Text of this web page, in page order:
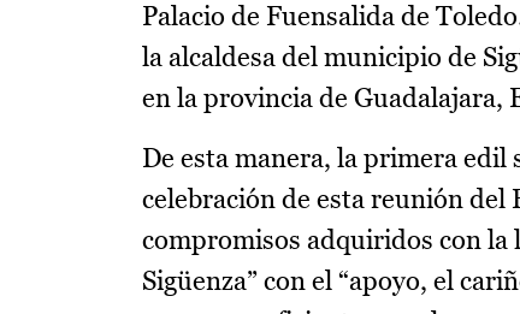
Palacio de Fuensalida de
la alcaldesa del municipio de
en la provincia de Guadalajara,
De esta manera, la primera
celebración de esta reunión
compromisos adquiridos con la
Sigüenza” con el “apoyo, el